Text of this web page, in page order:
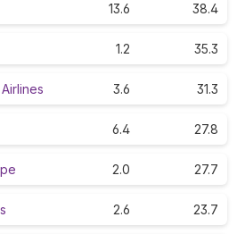
13.6 38.4
1.2 35.3
3.6 31.3
6.4 27.8
2.0 27.7
2.6 23.7